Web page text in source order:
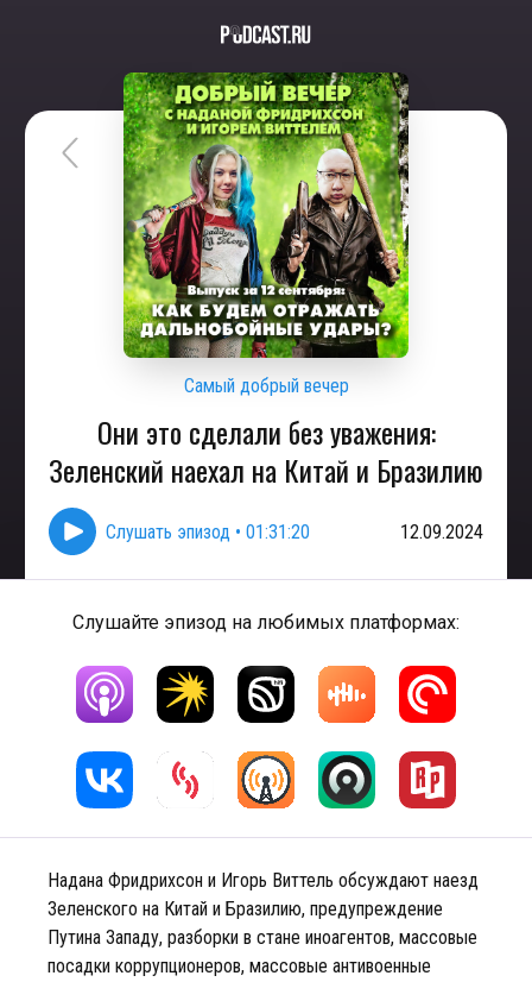
Самый добрый вечер
Они это сделали без уважения:
Зеленский наехал на Китай и Бразилию
Слушать эпизод • 01:31:20 12.09.2024
Слушайте эпизод на любимых платформах:
Надана Фридрихсон и Игорь Виттель обсуждают наезд
Зеленского на Китай и Бразилию, предупреждение
Путина Западу, разборки в стане иноагентов, массовые
посадки коррупционеров, массовые антивоенные